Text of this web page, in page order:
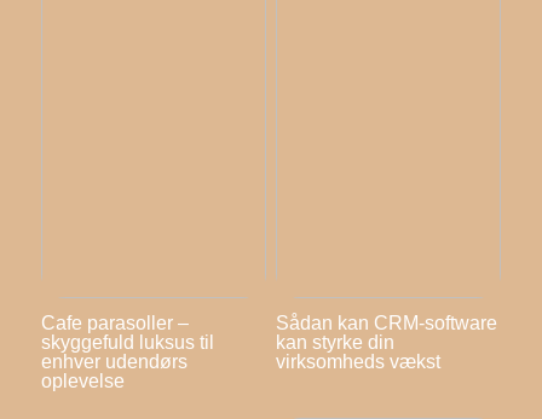
Cafe parasoller –
skyggefuld luksus til
enhver udendørs
oplevelse
Sådan kan CRM-software
kan styrke din
virksomheds vækst